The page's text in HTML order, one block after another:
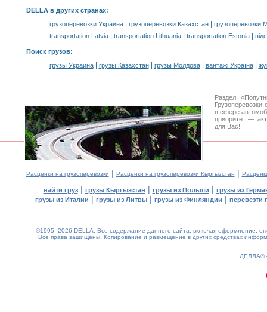
DELLA в других странах:
грузоперевозки Украина| грузоперевозки Казахстан|
грузоперевозки
transportation Latvia| transportation Lithuania| transportation Estonia|
Поиск грузов:
грузы Украина| грузы Казахстан| грузы Молдова| вантажі Україна|
Раздел
в сфере
приоритет —
для Вас!
Расценки на грузоперевозки | Расценки на грузоперевозки Кыргызстан |
найти груз| грузы Кыргызстан | грузы из Польши | грузы из
грузы из Италии | грузы из Литвы | грузы из Финляндии | перевезти
©1995–2026 DELLA. Все содержание данного сайта, включая оформление,
Все права защищены. Копирование и размещение в других средствах